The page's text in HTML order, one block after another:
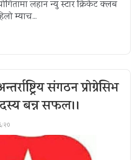
लहान न्यु स्टार क्रिकेट क्लब
म्याच…
संगठन प्रोग्रेसिभ
बन्न सफल।।